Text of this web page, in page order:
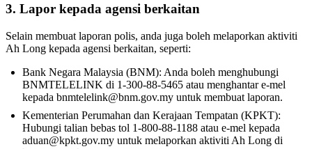
3. Lapor kepada agensi berkaitan
Selain membuat laporan polis, anda juga boleh melaporkan aktiviti
Ah Long kepada agensi berkaitan, seperti:
Bank Negara Malaysia (BNM): Anda boleh menghubungi
BNMTELELINK di 1-300-88-5465 atau menghantar e-mel
kepada bnmtelelink@bnm.gov.my untuk membuat laporan.
Kementerian Perumahan dan Kerajaan Tempatan (KPKT):
Hubungi talian bebas tol 1-800-88-1188 atau e-mel kepada
aduan@kpkt.gov.my untuk melaporkan aktiviti Ah Long di